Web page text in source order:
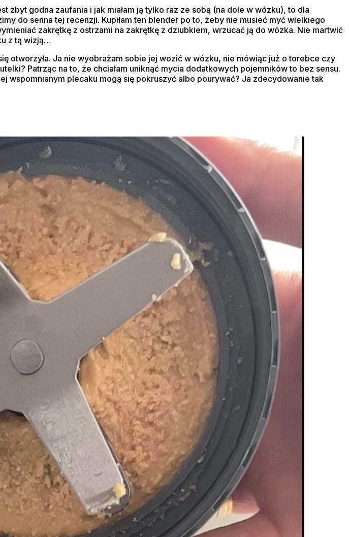
godna zaufania i jak miałam ją tylko raz ze sobą (na dole w wózku), to dla
do senna tej recenzji. Kupiłam ten blender po to, żeby nie musieć myć wielkiego
zakrętkę z ostrzami na zakrętkę z dziubkiem, wrzucać ją do wózka. Nie martwić
z tą wizją…
otworzyła. Ja nie wyobrażam sobie jej wozić w wózku, nie mówiąc już o torebce czy
Patrząc na to, że chciałam uniknąć mycia dodatkowych pojemników to bez sensu.
wspomnianym plecaku mogą się pokruszyć albo pourywać? Ja zdecydowanie tak